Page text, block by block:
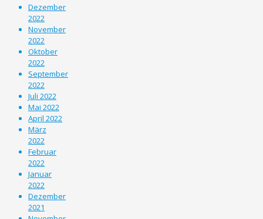
Dezember
2022
November
2022
Oktober
2022
September
2022
Juli 2022
Mai 2022
April 2022
März
2022
Februar
2022
Januar
2022
Dezember
2021